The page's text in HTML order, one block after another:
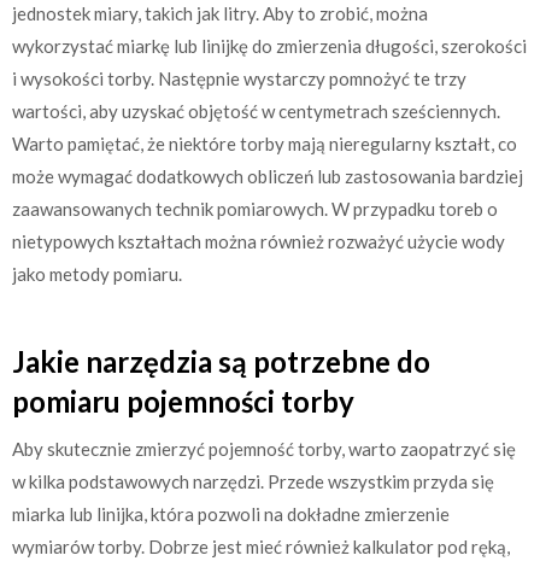
jednostek miary, takich jak litry. Aby to zrobić, można
wykorzystać miarkę lub linijkę do zmierzenia długości, szerokości
i wysokości torby. Następnie wystarczy pomnożyć te trzy
wartości, aby uzyskać objętość w centymetrach sześciennych.
Warto pamiętać, że niektóre torby mają nieregularny kształt, co
może wymagać dodatkowych obliczeń lub zastosowania bardziej
zaawansowanych technik pomiarowych. W przypadku toreb o
nietypowych kształtach można również rozważyć użycie wody
jako metody pomiaru.
Jakie narzędzia są potrzebne do
pomiaru pojemności torby
Aby skutecznie zmierzyć pojemność torby, warto zaopatrzyć się
w kilka podstawowych narzędzi. Przede wszystkim przyda się
miarka lub linijka, która pozwoli na dokładne zmierzenie
wymiarów torby. Dobrze jest mieć również kalkulator pod ręką,